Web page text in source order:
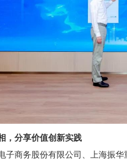
，分享价值创新实践
子商务股份有限公司、上海振